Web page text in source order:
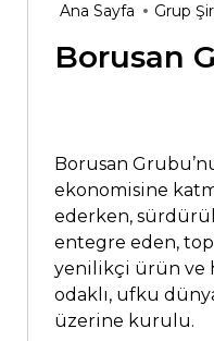
Ana Sayfa Grup
Borusan
Borusan
ekonomisine
ederken,
entegre eden,
yenilikçi ürün ve
odaklı, ufku
üzerine kurulu.